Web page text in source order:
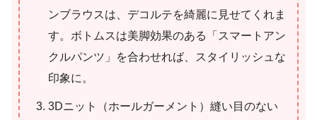
ンブラウスは、デコルテを綺麗に見せてくれま
す。ボトムスは美脚効果のある「スマートアン
クルパンツ」を合わせれば、スタイリッシュな
印象に。
3Dニット（ホールガーメント）縫い目のない